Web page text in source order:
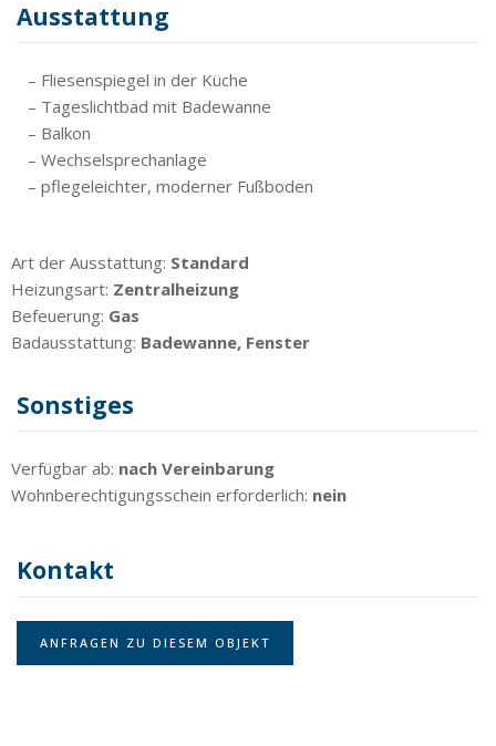
Ausstattung
– Fliesenspiegel in der Küche
– Tageslichtbad mit Badewanne
– Balkon
– Wechselsprechanlage
– pflegeleichter, moderner Fußboden
Art der Ausstattung: Standard
Heizungsart: Zentralheizung
Befeuerung: Gas
Badausstattung: Badewanne, Fenster
Sonstiges
Verfügbar ab: nach Vereinbarung
Wohnberechtigungsschein erforderlich: nein
Kontakt
ANFRAGEN ZU DIESEM OBJEKT